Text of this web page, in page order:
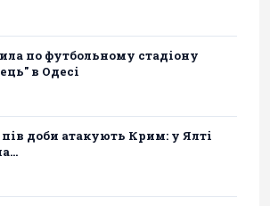
по футбольному стадіону
в Одесі
доби атакують Крим: у Ялті